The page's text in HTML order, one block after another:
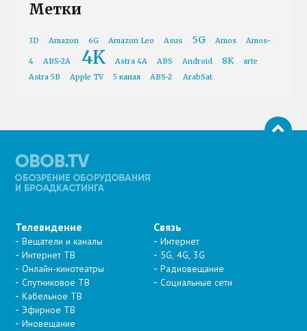
Метки
3D Amazon 6G Amazon Leo Asus 5G Amos Amos-
4 ABS-2A 4K Astra 4A ABS Android 8K
arte
Astra 5B
Apple TV 5 канал ABS-2 ArabSat
Телевидение
Вещатели и каналы
Интернет ТВ
Онлайн-кинотеатры
Спутниковое ТВ
Кабельное ТВ
Эфирное ТВ
Иновещание
Связь
Интернет
5G, 4G, 3G
Радиовещание
Социальные сети